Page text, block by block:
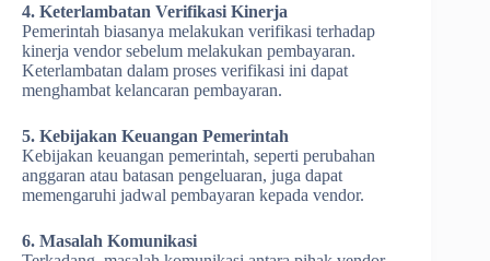
4. Keterlambatan Verifikasi Kinerja
Pemerintah biasanya melakukan verifikasi terhadap
kinerja vendor sebelum melakukan pembayaran.
Keterlambatan dalam proses verifikasi ini dapat
menghambat kelancaran pembayaran.
5. Kebijakan Keuangan Pemerintah
Kebijakan keuangan pemerintah, seperti perubahan
anggaran atau batasan pengeluaran, juga dapat
memengaruhi jadwal pembayaran kepada vendor.
6. Masalah Komunikasi